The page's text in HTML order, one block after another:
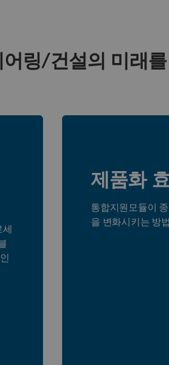
어링/건설의 미래
제품화
통합지원모듈이
을 변화시키는 방법